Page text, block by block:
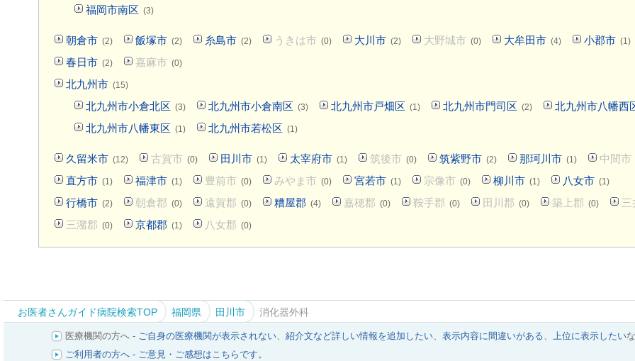
福岡市南区 (3)
朝倉市 (2) 飯塚市 (2) 糸島市 (2) うきは市 (0) 大川市 (2) 大野城市 (0) 大牟田市 (4) 小郡市 (1)
春日市 (2) 嘉麻市 (0)
北九州市 (15)
北九州市小倉北区 (3) 北九州市小倉南区 (3) 北九州市戸畑区 (1) 北九州市門司区 (2) 北九州市八幡西
北九州市八幡東区 (1) 北九州市若松区 (1)
久留米市 (12) 古賀市 (0) 田川市 (1) 太宰府市 (1) 筑後市 (0) 筑紫野市 (2) 那珂川市 (1) 中間市
直方市 (1) 福津市 (1) 豊前市 (0) みやま市 (0) 宮若市 (1) 宗像市 (0) 柳川市 (1) 八女市 (1)
行橋市 (2) 朝倉郡 (0) 遠賀郡 (0) 糟屋郡 (4) 嘉穂郡 (0) 鞍手郡 (0) 田川郡 (0) 築上郡 (0) 三
三潴郡 (0) 京都郡 (1) 八女郡 (0)
お医者さんガイド病院検索TOP 福岡県 田川市 消化器外科
医療機関の方へ - ご自身の医療機関が表示されない、 紹介文など詳しい情報を追加したい、 表示内容に間違いがある、 上位に表示したい
ご利用者の方へ - ご意見・ご感想はこちらです。